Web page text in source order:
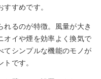
すめです。
れるのが特徴。風量が大き
オイや煙を効率よく換気で
てシンプルな機能のモノが
です。